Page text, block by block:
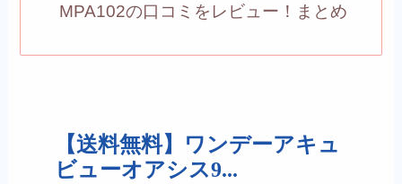
MPA102の口コミをレビュー！まとめ